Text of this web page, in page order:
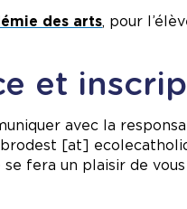
des arts, pour
et
avec la
brodest [at]
se fera un plaisir de